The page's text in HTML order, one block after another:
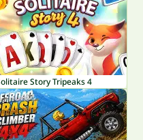
Story Tripeaks 4